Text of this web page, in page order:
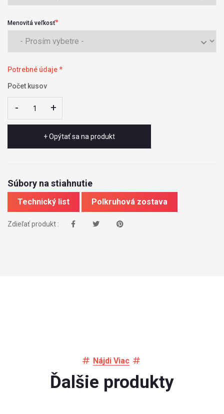
Menovitá veľkosť
Potrebné údaje *
Počet kusov
- +
- +
+ Opýtať sa na produkt
Súbory na stiahnutie
Technický list Polkruhová zostava
Zdieľať produkt :
Nájdi Viac
Ďalšie produkty